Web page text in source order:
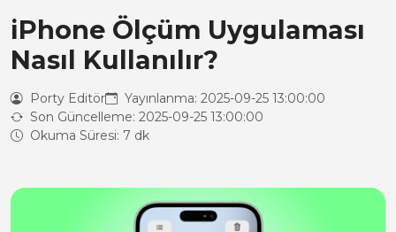
iPhone Ölçüm Uygulaması
Nasıl Kullanılır?
Porty Editör
Yayınlanma: 2025-09-25 13:00:00
Son Güncelleme: 2025-09-25 13:00:00
Okuma Süresi: 7 dk